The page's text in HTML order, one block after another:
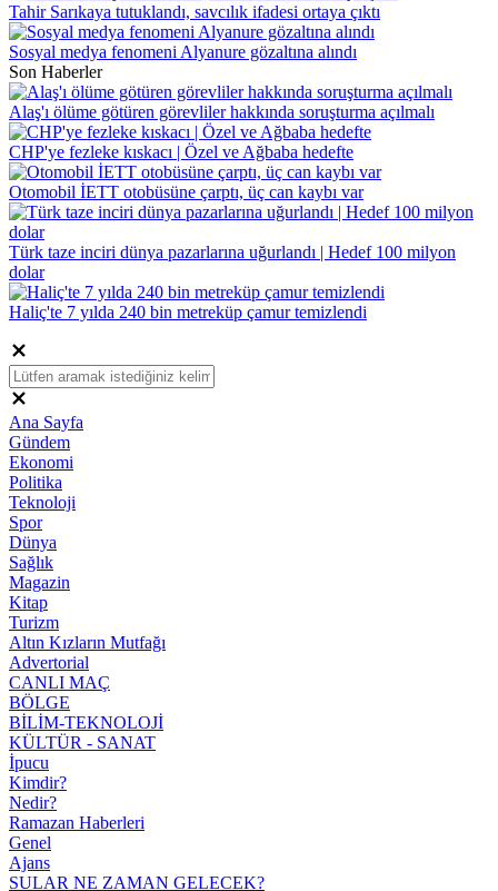
Tahir Sarıkaya tutuklandı, savcılık ifadesi ortaya çıktı
Sosyal medya fenomeni Alyanure gözaltına alındı
Son Haberler
Alaş'ı ölüme götüren görevliler hakkında soruşturma açılmalı
CHP'ye fezleke kıskacı | Özel ve Ağbaba hedefte
Otomobil İETT otobüsüne çarptı, üç can kaybı var
Türk taze inciri dünya pazarlarına uğurlandı | Hedef 100 milyon
dolar
Haliç'te 7 yılda 240 bin metreküp çamur temizlendi
Ana Sayfa
Gündem
Ekonomi
Politika
Teknoloji
Spor
Dünya
Sağlık
Magazin
Kitap
Turizm
Altın Kızların Mutfağı
Advertorial
CANLI MAÇ
BÖLGE
BİLİM-TEKNOLOJİ
KÜLTÜR - SANAT
İpucu
Kimdir?
Nedir?
Ramazan Haberleri
Genel
Ajans
SULAR NE ZAMAN GELECEK?